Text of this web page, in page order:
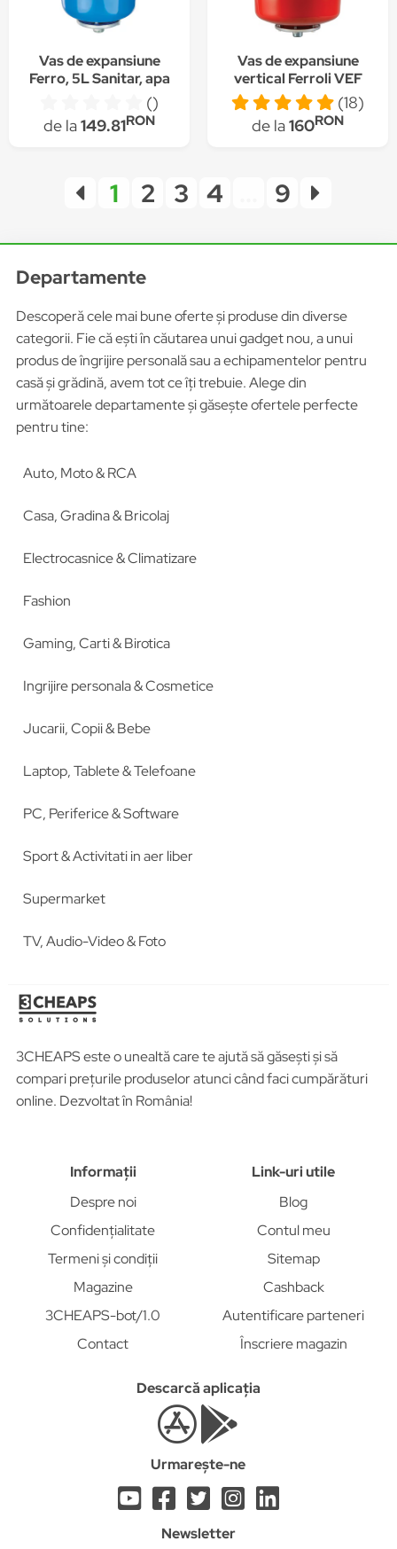
Vas de expansiune
Ferro, 5L Sanitar, apa
rece cu montaj
suspendat
()
de la149.81RON
Vas de expansiune
vertical Ferroli VEF
24, 24 litri, 10 bar
(18)
de la160RON
1 2 3 4 9
Departamente
Descoperă cele mai bune oferte și produse din diverse
categorii. Fie că ești în căutarea unui gadget nou, a unui
produs de îngrijire personală sau a echipamentelor pentru
casă și grădină, avem tot ce îți trebuie. Alege din
următoarele departamente și găsește ofertele perfecte
pentru tine:
Auto, Moto & RCA
Casa, Gradina & Bricolaj
Electrocasnice & Climatizare
Fashion
Gaming, Carti & Birotica
Ingrijire personala & Cosmetice
Jucarii, Copii & Bebe
Laptop, Tablete & Telefoane
PC, Periferice & Software
Sport & Activitati in aer liber
Supermarket
TV, Audio-Video & Foto
3CHEAPS este o unealtă care te ajută să găsești și să
compari prețurile produselor atunci când faci cumpărături
online. Dezvoltat în România!
Informații
Despre noi
Confidențialitate
Termeni și condiții
Magazine
3CHEAPS-bot/1.0
Contact
Link-uri utile
Blog
Contul meu
Sitemap
Cashback
Autentificare parteneri
Înscriere magazin
Descarcă aplicația
Urmarește-ne
Newsletter